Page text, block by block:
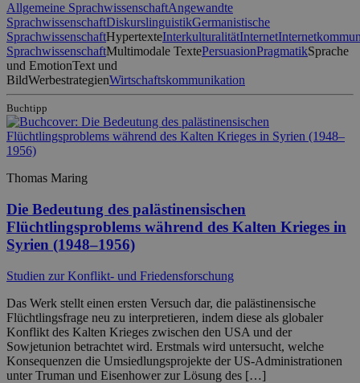
Allgemeine SprachwissenschaftAngewandte
SprachwissenschaftDiskurslinguistikGermanistische
SprachwissenschaftHypertexteInterkulturalitätInternet
SprachwissenschaftMultimodale TextePersuasionPragmatikSprache
und EmotionText und
BildWerbestrategienWirtschaftskommunikation
Buchtipp
Thomas Maring
Die Bedeutung des palästinensischen
Flüchtlingsproblems während des Kalten Krieges in
Syrien (1948–1956)
Studien zur Konflikt- und Friedensforschung
Das Werk stellt einen ersten Versuch dar, die palästinensische
Flüchtlingsfrage neu zu interpretieren, indem diese als globaler
Konflikt des Kalten Krieges zwischen den USA und der
Sowjetunion betrachtet wird. Erstmals wird untersucht, welche
Konsequenzen die Umsiedlungsprojekte der US-Administrationen
unter Truman und Eisenhower zur Lösung des […]